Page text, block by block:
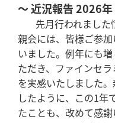
～ 近況報告 2026
先月行われまし
親会には、皆様ご参
いました。例年にも
ただき、ファインセ
を実感いたしました
したように、この1年
たことも、改めて感